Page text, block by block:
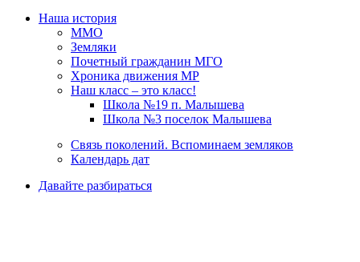
Наша история
ММО
Земляки
Почетный гражданин МГО
Хроника движения МР
Наш класс – это класс!
Школа №19 п. Малышева
Школа №3 поселок Малышева
Связь поколений. Вспоминаем земляков
Календарь дат
Давайте разбираться